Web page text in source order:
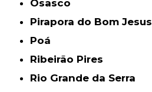
Osasco
Pirapora do Bom Jesus
Poá
Ribeirão Pires
Rio Grande da Serra